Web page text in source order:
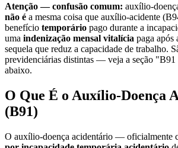
Atenção — confusão comum: auxílio-
não é a mesma coisa que auxílio-acidente
benefício temporário pago durante a
uma indenização mensal vitalícia paga após
sequela que reduz a capacidade de trabalho.
previdenciárias distintas — veja a seção
abaixo.
O Que É o Auxílio-Doença
(B91)
O auxílio-doença acidentário — oficialmente